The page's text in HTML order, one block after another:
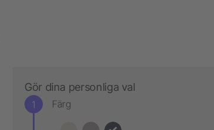
Gör dina personliga val
Färg